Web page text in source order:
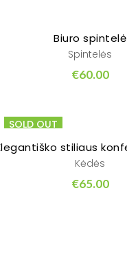
Biuro spintelė
Spintelės
€60.00
SOLD OUT
Kėdės
€65.00